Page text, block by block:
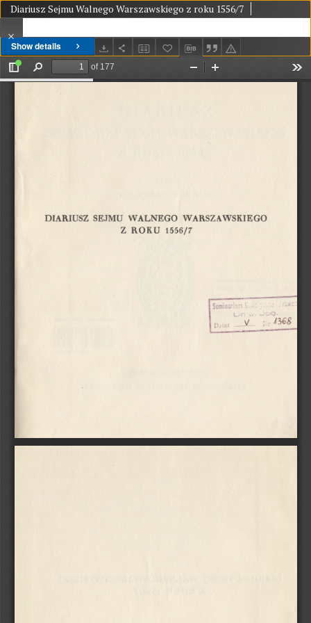
Show details
Diariusz Sejmu Walnego Warszawskiego z roku 1556/7